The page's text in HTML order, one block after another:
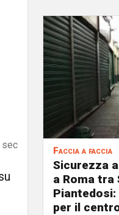
sec Faccia a faccia
Sicurezza
a Roma tra
per il